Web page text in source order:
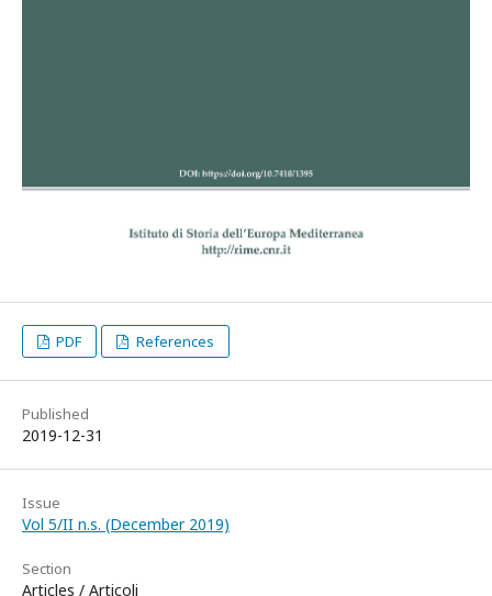
PDF References
Published
2019-12-31
Issue
Vol 5/II n.s. (December 2019)
Section
Articles / Articoli